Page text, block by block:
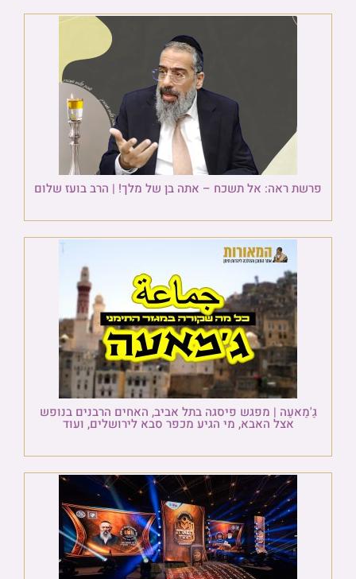
פרשת ראה: אל תשכח – אתה בן של מלך! | הרב בועז שלום
גַ'מַאעַה | מפגש פיסגה בתל אביב, האחים הרבנים בנופש
אצל האבא, מי הגיע מכפר סבא לירושלים, ועוד